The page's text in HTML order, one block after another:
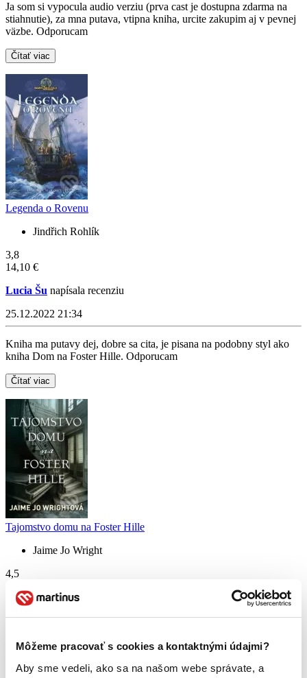
Môžeme pracovať s cookies a kontaktnými údajmi?
Aby sme vedeli, ako sa na našom webe správate, a
Ja som si vypocula audio verziu (prva cast je dostupna zdarma na
stiahnutie), za mna putava, vtipna kniha, urcite zakupim aj v pevnej
väzbe. Odporucam
Čítať viac
Legenda o Rovenu
Jindřich Rohlík
3,8
14,10 €
Lucia Šu napísala recenziu
25.12.2022 21:34
Kniha ma putavy dej, dobre sa cita, je pisana na podobny styl ako
kniha Dom na Foster Hille. Odporucam
Čítať viac
Tajomstvo domu na Foster Hille
Jaime Jo Wright
4,5
Lucia Šu
Za mna je to najlepsie napisana fantasy (samozrejme spolu s jej
pokracovanim Strach mudreho muza), jedine minus je ze autor stale